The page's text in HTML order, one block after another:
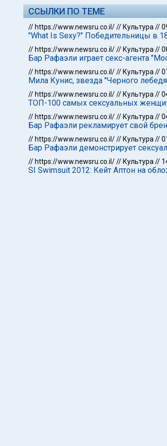
ССЫЛКИ ПО ТЕМЕ
// https://www.newsru.co.il/// Культура //
"What Is Sexy?" Победительницы в
// https://www.newsru.co.il/// Культура //
Бар Рафаэли играет секс-агента
// https://www.newsru.co.il/// Культура //
Мила Кунис, звезда "Черного
// https://www.newsru.co.il/// Культура //
ТОП-100 самых сексуальных
// https://www.newsru.co.il/// Культура //
Бар Рафаэли рекламирует свой
// https://www.newsru.co.il/// Культура //
Бар Рафаэли демонстрирует
// https://www.newsru.co.il/// Культура //
SI Swimsuit 2012: Кейт Аптон на